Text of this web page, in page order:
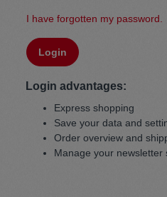
Pullunder
Hats
Socken
Schmuck
I have forgotten my password.
Login
Login advantages:
Express shopping
Save your data and
Order overview and
Manage your newsletter